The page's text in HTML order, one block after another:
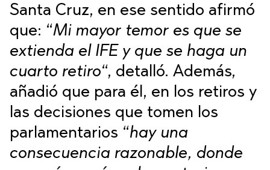
Santa Cruz, en ese sentido afirmó
que: “Mi mayor temor es que se
extienda el IFE y que se haga un
cuarto retiro“, detalló. Además,
añadió que para él, en los retiros y
las decisiones que tomen los
parlamentarios “hay una
consecuencia razonable, donde